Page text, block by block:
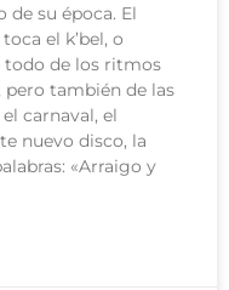
su época. El
el k’bel, o
todo de los ritmos
pero también de las
carnaval, el
nuevo disco, la
«Arraigo y